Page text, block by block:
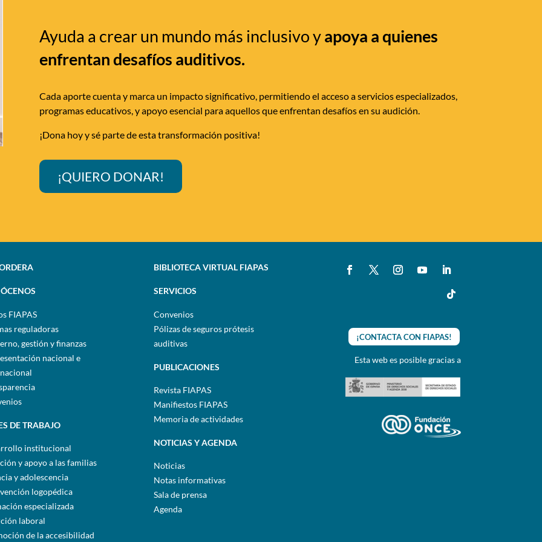
Ayuda a crear un mundo más inclusivo yapoya a quienes
enfrentan desafíos auditivos.
Cada aporte cuenta y marca un impacto significativo, permitiendo el acceso a servicios especializados,
programas educativos, y apoyo esencial para aquellos que enfrentan desafíos en su audición.
¡Dona hoy y sé parte de esta transformación positiva!
¡QUIERO DONAR!
FIAPAS
reguladoras
gestión y finanzas
nacional e
DE TRABAJO
institucional
y apoyo a las familias
y adolescencia
logopédica
especializada
laboral
de la accesibilidad
BIBLIOTECA VIRTUAL FIAPAS
SERVICIOS
Convenios
Pólizas de seguros prótesis
auditivas
PUBLICACIONES
Revista FIAPAS
Manifiestos FIAPAS
Memoria de actividades
NOTICIAS Y AGENDA
Noticias
Notas informativas
Sala de prensa
Agenda
¡CONTACTA CON FIAPAS!
Esta web es posible gracias a